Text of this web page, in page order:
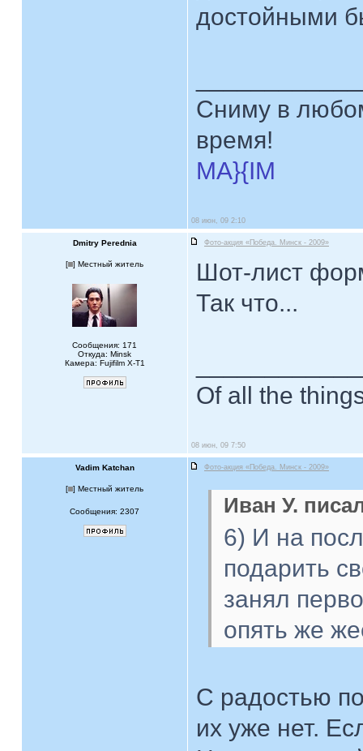
достойными
Сниму в
время!
MA}{IM
08 июн, 09 2:10
Dmitry Perednia Фото-акция «Победа. Минск - 2009»
[ ] Местный житель
Сообщения: 171
Откуда: Minsk
Камера: Fujifilm X-T1
Шот-лист
Так что...
Of all the
08 июн, 09 7:50
Vadim Katchan Фото-акция «Победа. Минск - 2009»
[ ] Местный житель
Сообщения: 2307 Иван У.
6) И на
подарить
занял
опять же
С радостью
их уже нет.